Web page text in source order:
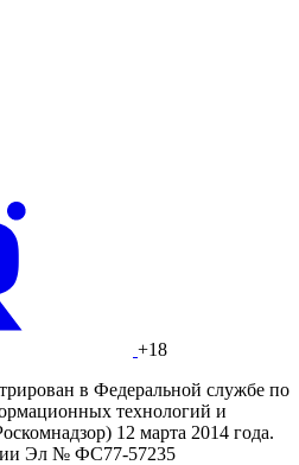
+18
в Федеральной службе по
технологий и
12 марта 2014 года.
Эл № ФС77-57235